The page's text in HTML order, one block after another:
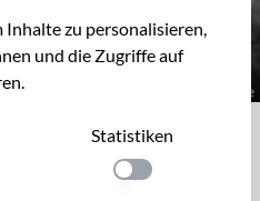
Eierlage von
zu personalisieren,
und die Zugriffe auf
Statistiken
Einstellung